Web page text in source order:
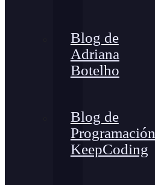
Blog de
Adriana
Botelho
Blog de
Programación
KeepCoding